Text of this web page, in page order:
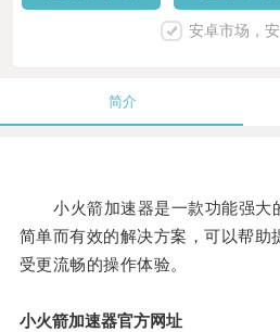
安卓市场，
简介
小火箭加速器是一款功能强大
简单而有效的解决方案，可以帮助
受更流畅的操作体验。
小火箭加速器官方网址